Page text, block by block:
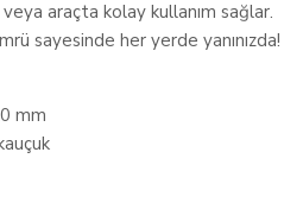
araçta kolay kullanım sağlar.
sayesinde her yerde yanınızda!
mm